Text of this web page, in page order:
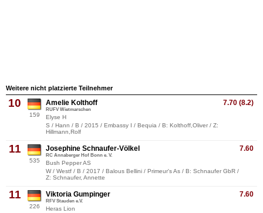
Weitere nicht platzierte Teilnehmer
10
159
7.70 (8.2)
Amelie Kolthoff
RUFV Wietmarschen
Elyse H
S / Hann / B / 2015 / Embassy I / Bequia / B: Kolthoff,Oliver / Z:
Hillmann,Rolf
11
535
7.60
Josephine Schnaufer-Völkel
RC Annaberger Hof Bonn e. V.
Bush Pepper AS
W / Westf / B / 2017 / Balous Bellini / Primeur's As / B: Schnaufer GbR /
Z: Schnaufer, Annette
11
226
7.60
Viktoria Gumpinger
RFV Stauden e.V.
Heras Lion